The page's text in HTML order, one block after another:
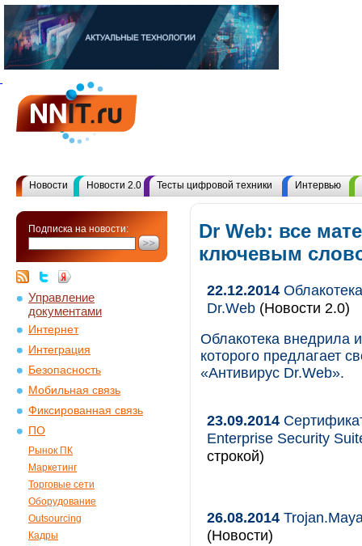
Новости Новости 2.0 Тесты цифровой техники Интервью
Подписка на новости:
Управление
документами
Интернет
Интеграция
Безопасность
Мобильная связь
Фиксированная связь
ПО
Рынок ПК
Маркетинг
Торговые сети
Оборудование
Outsourcing
Кадры
Dr Web: все
ключевым
22.12.2014
Dr.Web (Новости 2.0)
Облакотека внедрила
которого предлагает
«Антивирус Dr.Web».
23.09.2014
Enterprise Security
строкой)
26.08.2014
(Новости)